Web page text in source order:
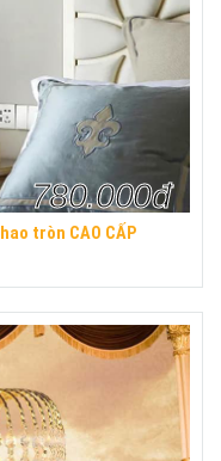
tròn CAO CẤP
780.000đ